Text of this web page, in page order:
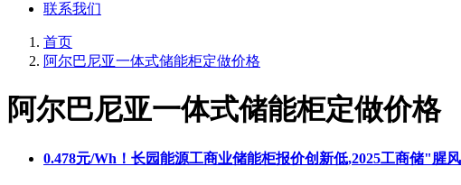
联系我们
首页
阿尔巴尼亚一体式储能柜定做价格
阿尔巴尼亚一体式储能柜定做价格
0.478元/Wh！长园能源工商业储能柜报价创新低,2025工商储"腥